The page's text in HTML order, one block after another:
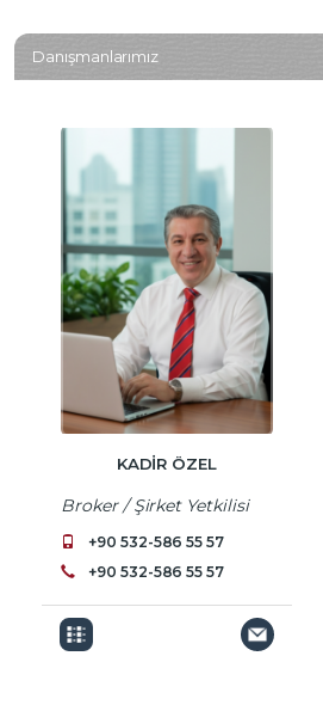
Danışmanlarımız
KADİR ÖZEL
Broker / Şirket Yetkilisi
+90 532-586 55 57
+90 532-586 55 57